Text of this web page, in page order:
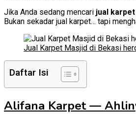
Jika Anda sedang mencari jual
Bukan sekadar jual karpet… tapi
Jual Karpet Masjid di Bekasi
Daftar Isi
Alifana Karpet —